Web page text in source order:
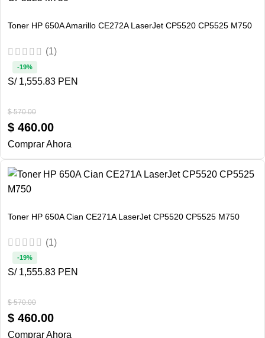
Toner HP 650A Amarillo CE272A LaserJet CP5520 CP5525 M750
(1)
$570.00
$ 460.00
-19%
S/ 1,555.83 PEN
Comprar Ahora
Toner HP 650A Cian CE271A LaserJet CP5520 CP5525 M750
(1)
$570.00
$ 460.00
-19%
S/ 1,555.83 PEN
Comprar Ahora